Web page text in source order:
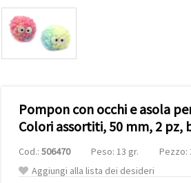
offerta e
visualizzare
contenuti
personalizzati.
tutti i
cookie. •
Clicca su
Cookie" per
personalizzare
le tue
Pompon con occhi e asola
Colori assortiti, 50 mm, 2 pz,
Cod.: 506470 Peso: 13 gr.
Pezzo:
Aggiungi alla lista dei desideri